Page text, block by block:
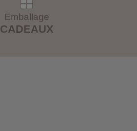
Emballage
CADEAUX